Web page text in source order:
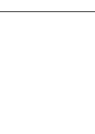
en el mapa